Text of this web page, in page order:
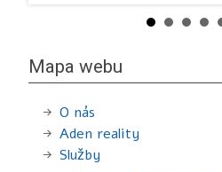
Mapa webu
O nás
Aden reality
Služby